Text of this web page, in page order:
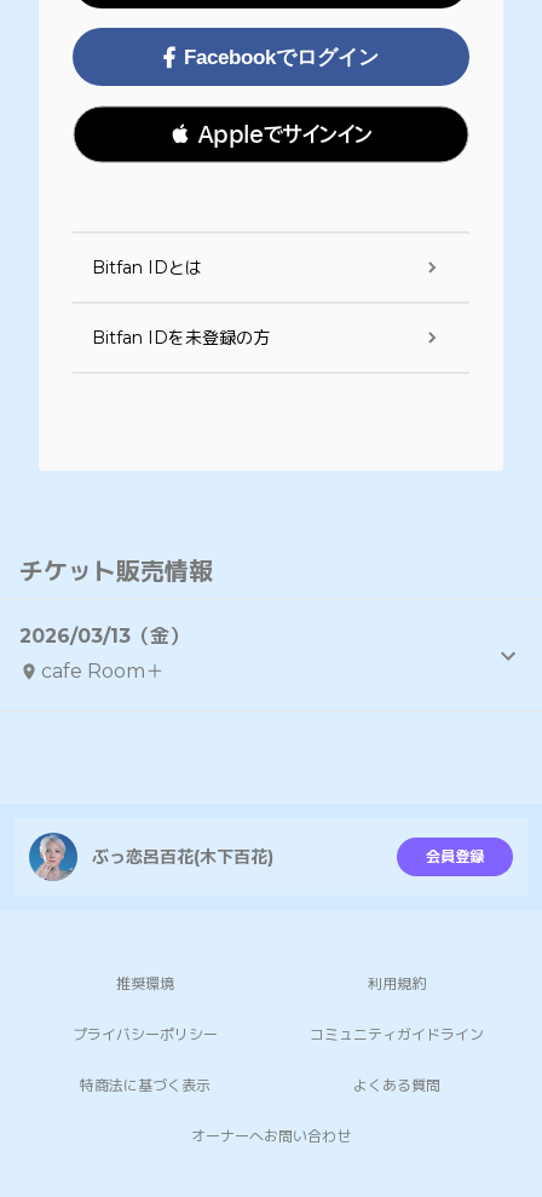
Facebookでログイン
 Appleでサインイン
Bitfan IDとは
Bitfan IDを未登録の方
チケット販売情報
2026/03/13（金）
cafe Room＋
ぶっ恋呂百花(木下百花) 会員登録
推奨環境 利用規約
プライバシーポリシー コミュニティガイドライン
特商法に基づく表示 よくある質問
オーナーへお問い合わせ